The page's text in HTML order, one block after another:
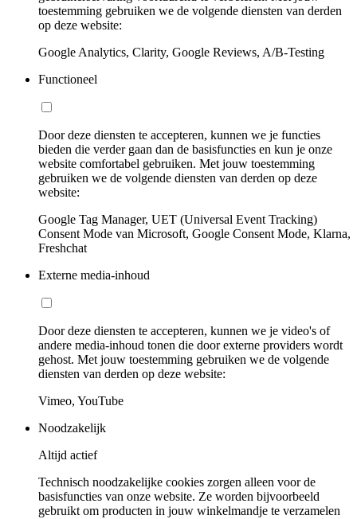
toestemming gebruiken we de volgende diensten van derden
op deze website:
Google Analytics, Clarity, Google Reviews, A/B-Testing
Functioneel
Door deze diensten te accepteren, kunnen we je functies
bieden die verder gaan dan de basisfuncties en kun je onze
website comfortabel gebruiken. Met jouw toestemming
gebruiken we de volgende diensten van derden op deze
website:
Google Tag Manager, UET (Universal Event Tracking)
Consent Mode van Microsoft, Google Consent Mode, Klarna,
Freshchat
Externe media-inhoud
Door deze diensten te accepteren, kunnen we je video's of
andere media-inhoud tonen die door externe providers wordt
gehost. Met jouw toestemming gebruiken we de volgende
diensten van derden op deze website:
Vimeo, YouTube
Noodzakelijk
Altijd actief
Technisch noodzakelijke cookies zorgen alleen voor de
basisfuncties van onze website. Ze worden bijvoorbeeld
gebruikt om producten in jouw winkelmandje te verzamelen